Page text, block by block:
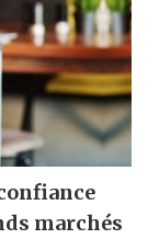
marchés